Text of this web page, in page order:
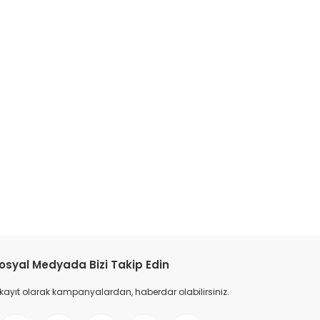
Medyada Bizi Takip Edin
olarak kampanyalardan, haberdar olabilirsiniz.